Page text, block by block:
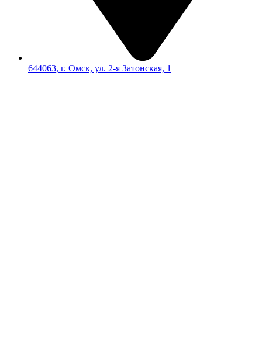
644063, г. Омск, ул. 2-я Затонская, 1